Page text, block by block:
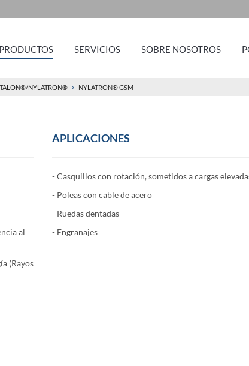
PRODUCTOS SERVICIOS SOBRE NOSOTROS
NYLATRON® NYLATRON® GSM
al
(Rayos
APLICACIONES
- Casquillos con rotación, sometidos a cargas
- Poleas con cable de acero
- Ruedas dentadas
- Engranajes